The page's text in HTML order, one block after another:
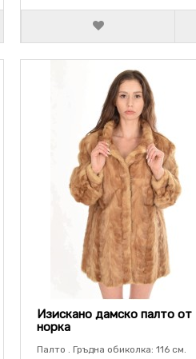
Изискано дамско палто от
норка
Палто . Гръдна обиколка: 116 см.